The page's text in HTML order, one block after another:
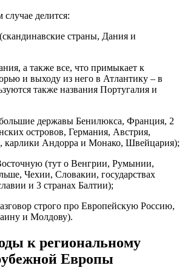
делится:
страны, Дания и
а также все, что примыкает к
и выходу из него в Атлантику – в
также названия Португалия и
державы Бенилюкса, Франция, 2
островов, Германия, Австрия,
карлики Андорра и Монако, Швейцария);
(тут о Венгрии, Румынии,
Чехии, Словакии, государствах
и 3 странах Балтии);
строго про Европейскую Россию,
и Молдову).
к региональному
Европы